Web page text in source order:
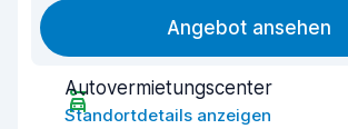
Angebot ansehen
Autovermietungscenter
Standortdetails anzeigen